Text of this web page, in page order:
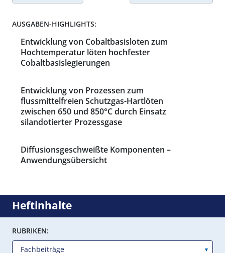
AUSGABEN-HIGHLIGHTS:
Entwicklung von Cobaltbasisloten zum
Hochtemperatur löten hochfester
Cobaltbasislegierungen
Entwicklung von Prozessen zum
flussmittelfreien Schutzgas-Hartlöten
zwischen 650 und 850°C durch Einsatz
silandotierter Prozessgase
Diffusionsgeschweißte Komponenten –
Anwendungsübersicht
Heftinhalte
RUBRIKEN: